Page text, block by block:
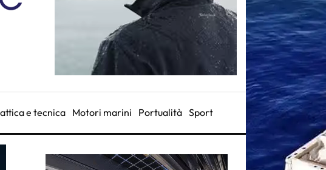
e tecnica Motori marini Portualità Sport